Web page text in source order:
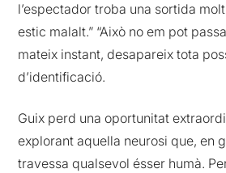
l’espectador troba una sortida
estic malalt.” “Això no em pot
mateix instant, desapareix tota
d’identificació.
Guix perd una oportunitat
explorant aquella neurosi que, en
travessa qualsevol ésser humà.